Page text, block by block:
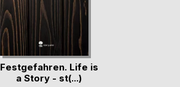
Festgefahren. Life is
a Story - st(...)